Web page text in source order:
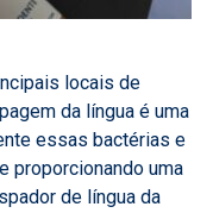
locais de
da língua é uma
essas bactérias e
proporcionando uma
de língua da